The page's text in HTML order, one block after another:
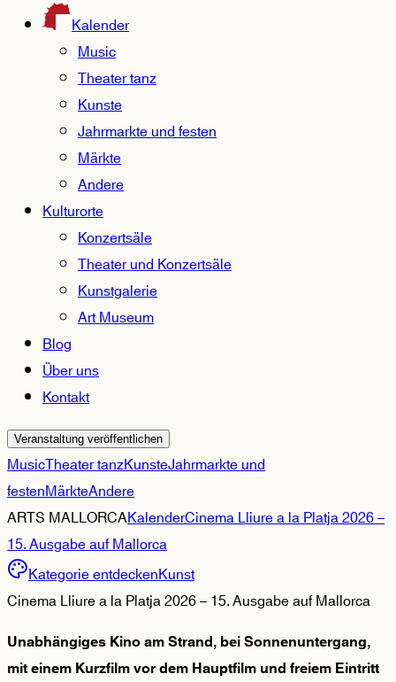
Kalender
Music
Theater tanz
Kunste
Jahrmarkte und festen
Märkte
Andere
Kulturorte
Konzertsäle
Theater und Konzertsäle
Kunstgalerie
Art Museum
Blog
Über uns
Kontakt
Veranstaltung veröffentlichen
MusicTheater tanzKunsteJahrmarkte und
festenMärkteAndere
ARTS MALLORCAKalenderCinema Lliure a la Platja 2026 –
15. Ausgabe auf Mallorca
Kategorie entdeckenKunst
Cinema Lliure a la Platja 2026 – 15. Ausgabe auf Mallorca
Unabhängiges Kino am Strand, bei Sonnenuntergang,
mit einem Kurzfilm vor dem Hauptfilm und freiem Eintritt